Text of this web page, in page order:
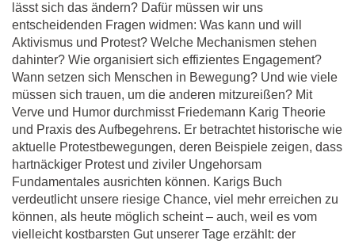
lässt sich das ändern? Dafür müssen wir uns
entscheidenden Fragen widmen: Was kann und will
Aktivismus und Protest? Welche Mechanismen stehen
dahinter? Wie organisiert sich effizientes Engagement?
Wann setzen sich Menschen in Bewegung? Und wie viele
müssen sich trauen, um die anderen mitzureißen? Mit
Verve und Humor durchmisst Friedemann Karig Theorie
und Praxis des Aufbegehrens. Er betrachtet historische wie
aktuelle Protestbewegungen, deren Beispiele zeigen, dass
hartnäckiger Protest und ziviler Ungehorsam
Fundamentales ausrichten können. Karigs Buch
verdeutlicht unsere riesige Chance, viel mehr erreichen zu
können, als heute möglich scheint ‒ auch, weil es vom
vielleicht kostbarsten Gut unserer Tage erzählt: der